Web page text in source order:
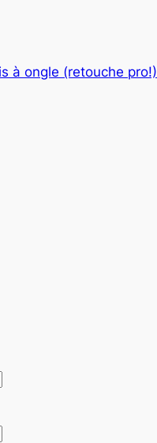
à ongle (retouche pro!)